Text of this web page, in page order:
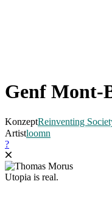
Genf Mont-
KonzeptReinventing
Artistloomn
?
Utopia is real.